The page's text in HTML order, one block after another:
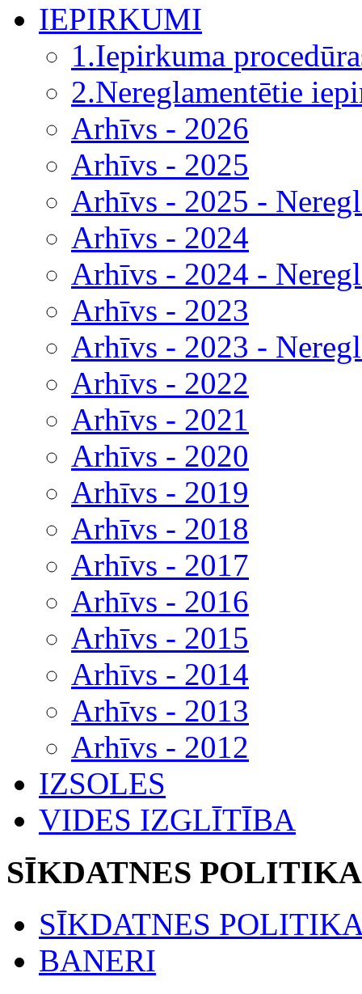
IEPIRKUMI
1.Iepirkuma
2.Nereglamentētie
Arhīvs - 2026
Arhīvs - 2025
Arhīvs - 2025 -
Arhīvs - 2024
Arhīvs - 2024 -
Arhīvs - 2023
Arhīvs - 2023 -
Arhīvs - 2022
Arhīvs - 2021
Arhīvs - 2020
Arhīvs - 2019
Arhīvs - 2018
Arhīvs - 2017
Arhīvs - 2016
Arhīvs - 2015
Arhīvs - 2014
Arhīvs - 2013
Arhīvs - 2012
IZSOLES
VIDES IZGLĪTĪBA
SĪKDATNES
SĪKDATNES
BANERI